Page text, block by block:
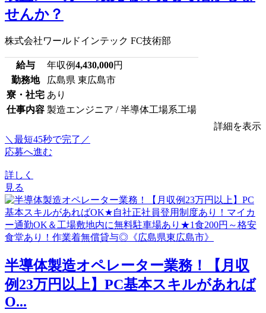
せんか？
株式会社ワールドインテック FC技術部
給与 年収例4,430,000円
勤務地
広島県 東広島市
寮・社宅 あり
仕事内容 製造エンジニア / 半導体工場系工場
詳細を表示
＼最短45秒で完了／
応募へ進む
詳しく
見る
半導体製造オペレーター業務！【月収
例23万円以上】PC基本スキルがあれば
O...